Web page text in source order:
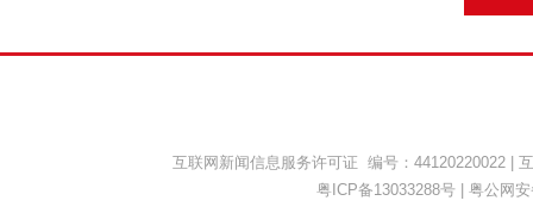
互联网新闻信息服务许可证 编号：44120220022
粤ICP备13033288号| 粤公网